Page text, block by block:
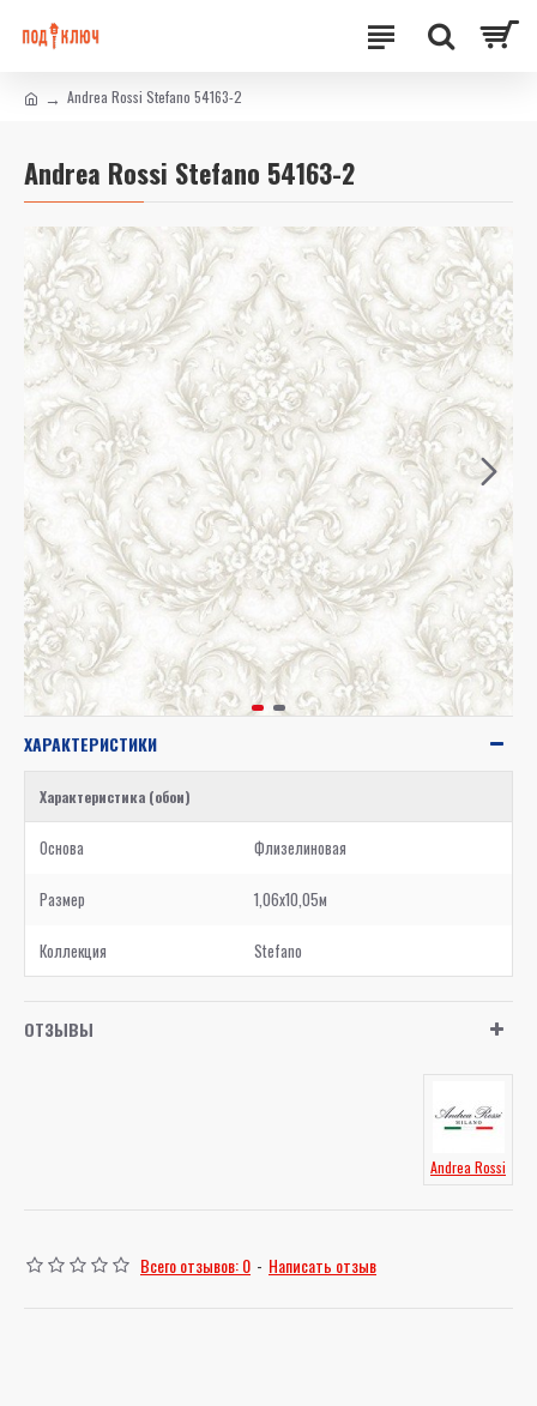
Andrea Rossi Stefano 54163-2
Andrea Rossi Stefano 54163-2
ХАРАКТЕРИСТИКИ
Характеристика (обои)
Основа Флизелиновая
Размер 1,06x10,05м
Коллекция Stefano
ОТЗЫВЫ
Andrea Rossi
Всего отзывов: 0 - Написать отзыв